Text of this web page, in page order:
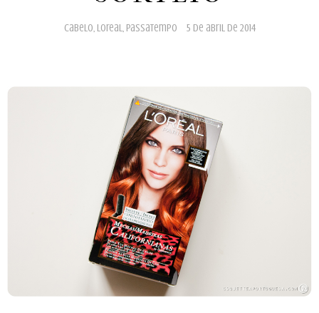
cabelo, loreal, passatempo 5 de abril de 2014